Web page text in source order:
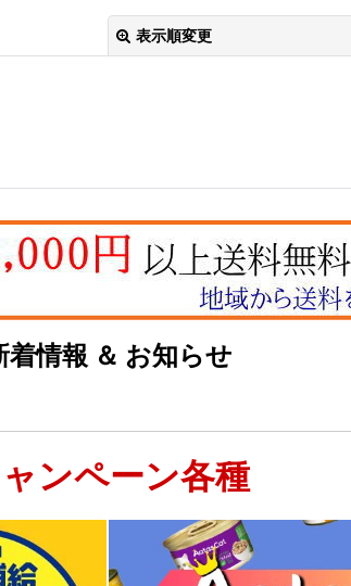
表示順変更
絞り込む
着情報 ＆ お知らせ
ンペーン各種